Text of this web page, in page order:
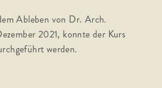
Ableben von Dr. Arch.
2021, konnte der Kurs
werden.